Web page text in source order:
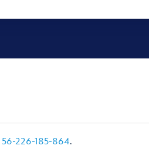
56-226-185-864.